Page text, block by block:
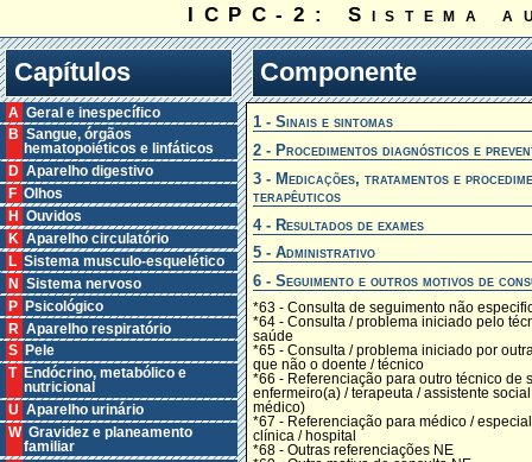
ICPC-2: Sistema
Capítulos
A Geral e inespecífico
B Sangue, órgãos
hematopoiéticos e linfáticos
D Aparelho digestivo
F Olhos
H Ouvidos
K Aparelho circulatório
L Sistema musculo-esquelético
N Sistema nervoso
P Psicológico
R Aparelho respiratório
S Pele
T Endócrino, metabólico e
nutricional
U Aparelho urinário
W Gravidez e planeamento
familiar
Componente
1 - Sinais e sintomas
2 - Procedimentos diagnósticos e
3 - Medicações, tratamentos e
terapêuticos
4 - Resultados de exames
5 - Administrativo
6 - Seguimento e outros motivos de
*63 - Consulta de seguimento não
*64 - Consulta / problema iniciado pelo
saúde
*65 - Consulta / problema iniciado por
que não o doente / técnico
*66 - Referenciação para outro técnico de
enfermeiro(a) / terapeuta / assistente
médico)
*67 - Referenciação para médico /
clínica / hospital
*68 - Outras referenciações NE